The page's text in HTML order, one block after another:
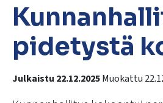
hakutulokseen
painamalla
enteriä.
Kosketuslaitteiden
käyttäjät
pidetystä
Julkaistu 22.12.2025Muokattu